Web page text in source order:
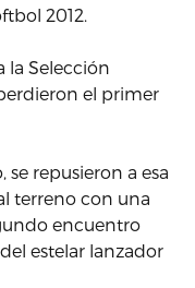
2012.
la Selección
el primer
repusieron a esa
terreno con una
encuentro
estelar lanzador